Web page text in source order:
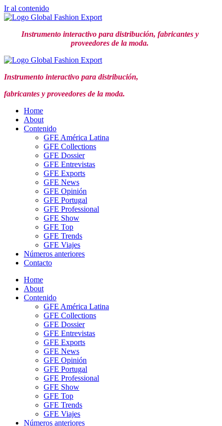
Ir al contenido
Instrumento interactivo para distribución, fabricantes y
proveedores de la moda.
Instrumento interactivo para distribución,
fabricantes y proveedores de la moda.
Home
About
Contenido
GFE América Latina
GFE Collections
GFE Dossier
GFE Entrevistas
GFE Exports
GFE News
GFE Opinión
GFE Portugal
GFE Professional
GFE Show
GFE Top
GFE Trends
GFE Viajes
Números anteriores
Contacto
Home
About
Contenido
GFE América Latina
GFE Collections
GFE Dossier
GFE Entrevistas
GFE Exports
GFE News
GFE Opinión
GFE Portugal
GFE Professional
GFE Show
GFE Top
GFE Trends
GFE Viajes
Números anteriores